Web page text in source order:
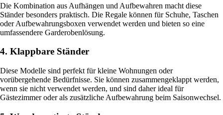
Die Kombination aus Aufhängen und Aufbewahren macht diese
Ständer besonders praktisch. Die Regale können für Schuhe, Taschen
oder Aufbewahrungsboxen verwendet werden und bieten so eine
umfassendere Garderobenlösung.
4. Klappbare Ständer
Diese Modelle sind perfekt für kleine Wohnungen oder
vorübergehende Bedürfnisse. Sie können zusammengeklappt werden,
wenn sie nicht verwendet werden, und sind daher ideal für
Gästezimmer oder als zusätzliche Aufbewahrung beim Saisonwechsel.